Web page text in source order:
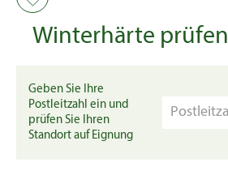
Winterhärte prüfen
Geben Sie Ihre
Postleitzahl ein und
prüfen Sie Ihren
Standort auf Eignung